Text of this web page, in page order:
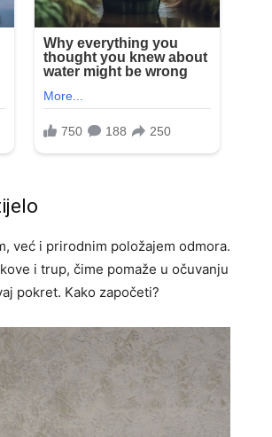
već i prirodnim položajem odmora.
i trup, čime pomaže u očuvanju
pokret. Kako započeti?